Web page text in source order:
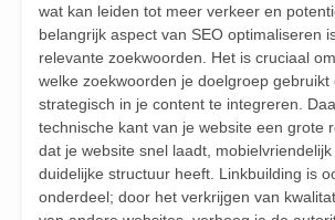
wat kan leiden tot meer verkeer en
belangrijk aspect van SEO optimaliseren
relevante zoekwoorden. Het is cruciaal
welke zoekwoorden je doelgroep gebruikt
strategisch in je content te integreren.
technische kant van je website een grote
dat je website snel laadt,
duidelijke structuur heeft. Linkbuilding is
onderdeel; door het verkrijgen van